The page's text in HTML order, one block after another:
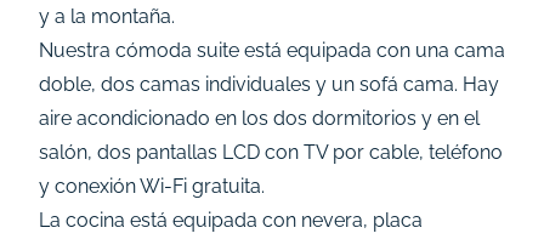
y a la montaña.
Nuestra cómoda suite está equipada con una cama
doble, dos camas individuales y un sofá cama. Hay
aire acondicionado en los dos dormitorios y en el
salón, dos pantallas LCD con TV por cable, teléfono
y conexión Wi-Fi gratuita.
La cocina está equipada con nevera, placa